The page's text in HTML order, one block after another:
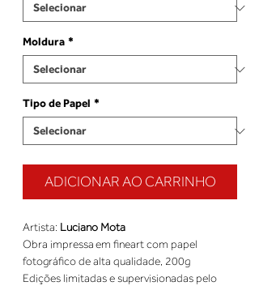
Moldura *
Tipo de Papel *
ADICIONAR AO CARRINHO
Artista: Luciano Mota
Obra impressa em fineart com papel
fotográfico de alta qualidade, 200g
Edições limitadas e supervisionadas pelo